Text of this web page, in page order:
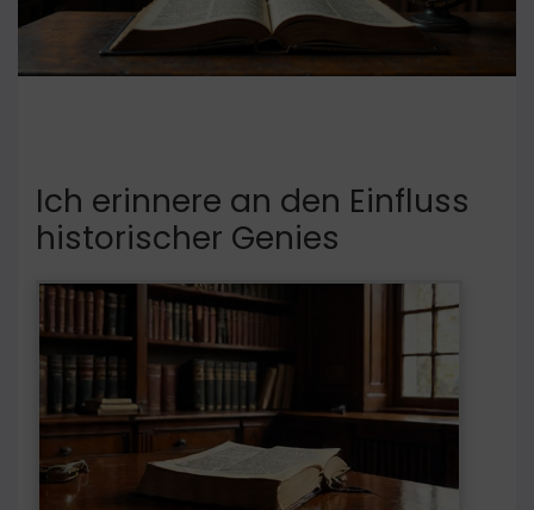
Ich erinnere an den Einfluss
historischer Genies